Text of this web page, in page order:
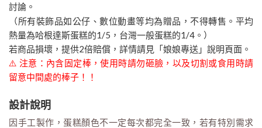
討論。
（所有裝飾品如公仔、數位動畫等均為贈品，不得轉售。平均
熱量為哈根達斯蛋糕的1/5，台灣一般蛋糕的1/4。）
若商品損壞，提供2倍賠償，詳情請見「娘娘專送」說明頁面。
⚠️ 注意：內含固定棒，使用時請勿砸臉，以及切割或食用時請
留意中間處的棒子！！
設計說明
因手工製作，蛋糕顏色不一定每次都完全一致，若有特別需求